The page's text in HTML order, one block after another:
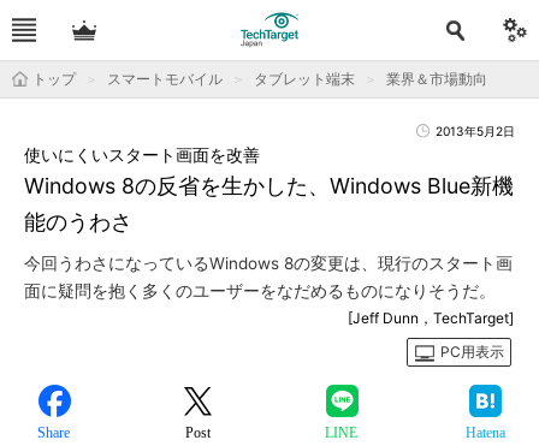
トップ スマートモバイル タブレット端末 業界＆市場動向
2013年5月2日
Windows 8の反省を生かした、Windows Blue新機
能のうわさ
使いにくいスタート画面を改善
今回うわさになっているWindows 8の変更は、現行のスタート画
面に疑問を抱く多くのユーザーをなだめるものになりそうだ。
[Jeff Dunn，TechTarget]
PC用表示
Share Post LINE Hatena